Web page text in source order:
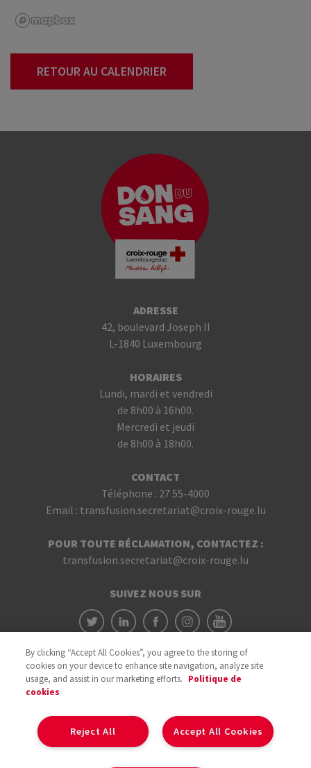
RETOUR AU CALENDRIER
ADRESSE
42, boulevard Joseph II
L-1840 Luxembourg
HORAIRES
Lundi, mardi et vendredi
de 8h00 à 16h00.
Mercredi et jeudi
de 8h00 à 18h00.
CONTACT
Téléphone : 27 55-4000
Email : transfusion.secretariat@croix-rouge.lu
POUR TOUTE RÉCLAMATION, CONTACTEZ :
transfusion.secretariat@croix-rouge.lu
SUIVEZ NOUS SUR
By clicking “Accept All Cookies”, you agree to the storing of
cookies on your device to enhance site navigation, analyze site
usage, and assist in our marketing efforts. Politique de
cookies
Accept All Cookies
Reject All